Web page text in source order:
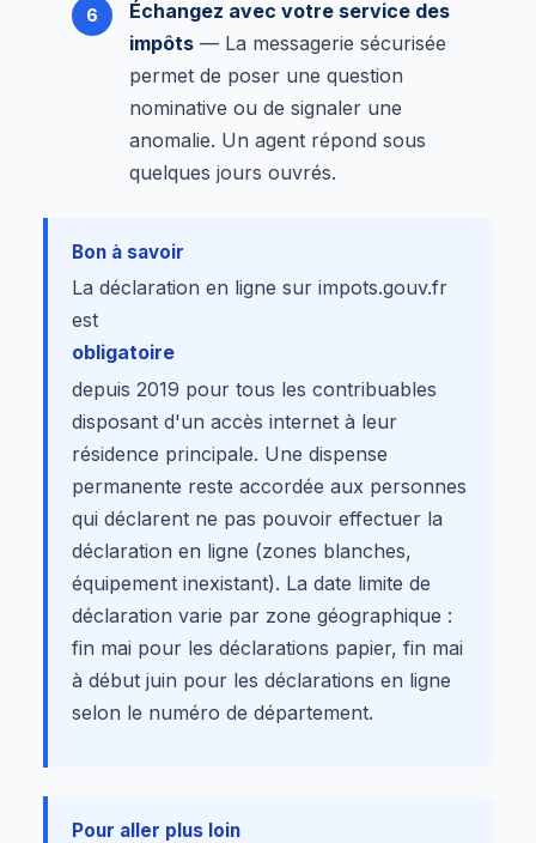
Échangez avec votre service des
impôts — La messagerie sécurisée
permet de poser une question
nominative ou de signaler une
anomalie. Un agent répond sous
quelques jours ouvrés.
Bon à savoir
La déclaration en ligne sur impots.gouv.fr
est
obligatoire
depuis 2019 pour tous les contribuables
disposant d'un accès internet à leur
résidence principale. Une dispense
permanente reste accordée aux personnes
qui déclarent ne pas pouvoir effectuer la
déclaration en ligne (zones blanches,
équipement inexistant). La date limite de
déclaration varie par zone géographique :
fin mai pour les déclarations papier, fin mai
à début juin pour les déclarations en ligne
selon le numéro de département.
Pour aller plus loin